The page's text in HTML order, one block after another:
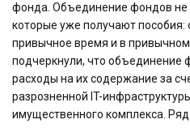
фонда. Объединение фондов не
которые уже получают пособия:
привычное время и в
подчеркнули, что объединение
расходы на их содержание за
разрозненной IT-
имущественного комплекса.